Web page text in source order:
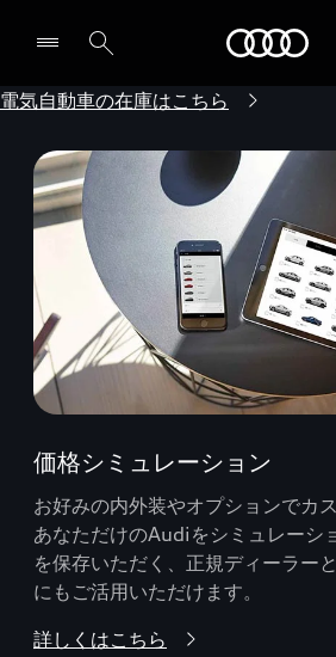
電気自動車の在庫はこちら
価格シミュレーション
お好みの内外装やオプションでカ
あなただけのAudiをシミュレーシ
を保存いただく、正規ディーラー
にもご活用いただけます。
詳しくはこちら